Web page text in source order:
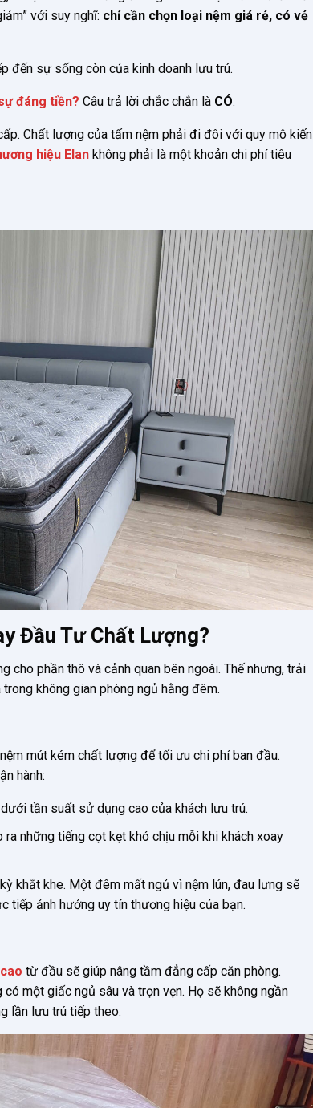
với suy nghĩ: chỉ cần chọn loại nệm giá rẻ, có vẻ
đến sự sống còn của kinh doanh lưu trú.
đáng tiền? Câu trả lời chắc chắn là CÓ.
Chất lượng của tấm nệm phải đi đôi với quy mô kiến
hiệu Elan không phải là một khoản chi phí tiêu
Đầu Tư Chất Lượng?
cho phần thô và cảnh quan bên ngoài. Thế nhưng, trải
không gian phòng ngủ hằng đêm.
mút kém chất lượng để tối ưu chi phí ban đầu.
hành:
tần suất sử dụng cao của khách lưu trú.
những tiếng cọt kẹt khó chịu mỗi khi khách xoay
khắt khe. Một đêm mất ngủ vì nệm lún, đau lưng sẽ
tiếp ảnh hưởng uy tín thương hiệu của bạn.
từ đầu sẽ giúp nâng tầm đẳng cấp căn phòng.
một giấc ngủ sâu và trọn vẹn. Họ sẽ không ngần
lần lưu trú tiếp theo.